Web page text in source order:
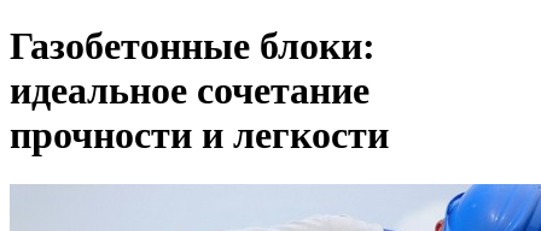
Газобетонные блоки:
идеальное сочетание
прочности и легкости